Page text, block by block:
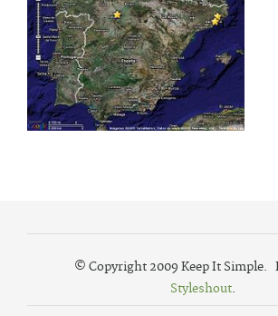
© Copyright 2009 Keep It Simple.
Styleshout.